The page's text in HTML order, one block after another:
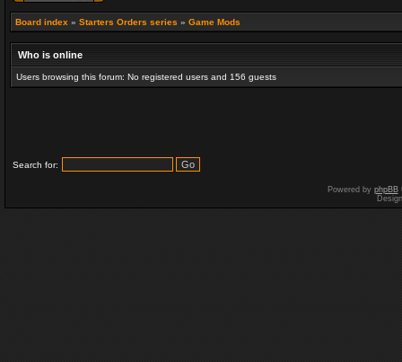
Board index » Starters Orders series » Game Mods
Who is online
Users browsing this forum: No registered users and 156 guests
Search for:
Powered by phpBB